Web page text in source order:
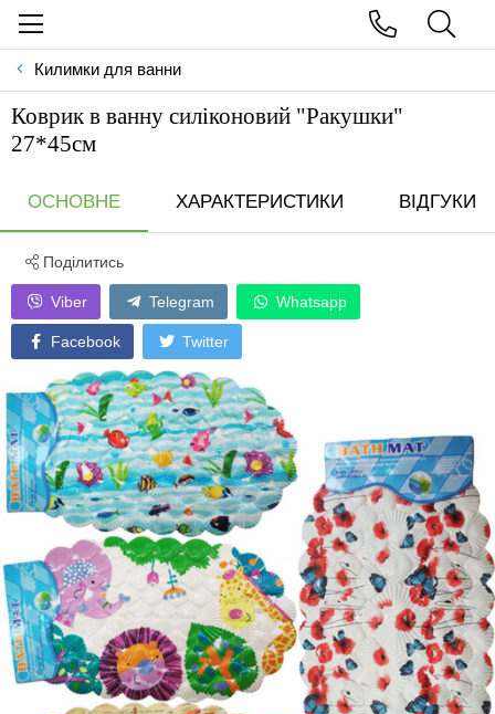
Килимки для ванни
Коврик в ванну силiконовий "Ракушки"
27*45см
ОСНОВНЕ ХАРАКТЕРИСТИКИ ВІДГУКИ
Поділитись
Viber Telegram Whatsapp
Facebook Twitter